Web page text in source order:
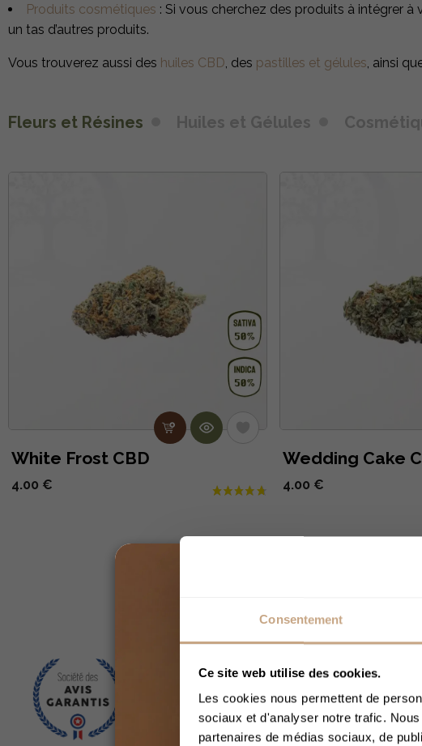
Consentement
Ce site web utilise des cookies.
Les cookies nous permettent de
sociaux et d'analyser notre trafic.
partenaires de médias sociaux, de
Produits cosmétiques : Si vous cherchez des produits à intégrer
un tas d’autres produits.
Vous trouverez aussi des huiles CBD , des pastilles et gélules , ainsi
Fleurs et Résines Huiles et Gélules
White Frost CBD
4.00 €
Wedding Cake
4.00 €